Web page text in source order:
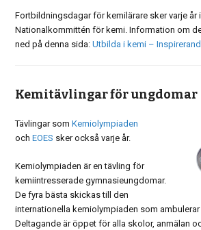
Fortbildningsdagar för kemilärare sker varje år
Nationalkommittén för kemi. Information om
ned på denna sida:Utbilda i kemi –
Kemitävlingar för ungdomar
Tävlingar somKemiolympiaden
ochEOES sker också varje år.
Kemiolympiaden är en tävling för
kemiintresserade gymnasieungdomar.
De fyra bästa skickas till den
internationella kemiolympiaden som ambulerar
Deltagande är öppet för alla skolor, anmälan